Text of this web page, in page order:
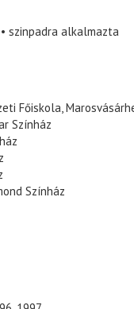
szinpadra alkalmazta
Főiskola,
Színház
Színház